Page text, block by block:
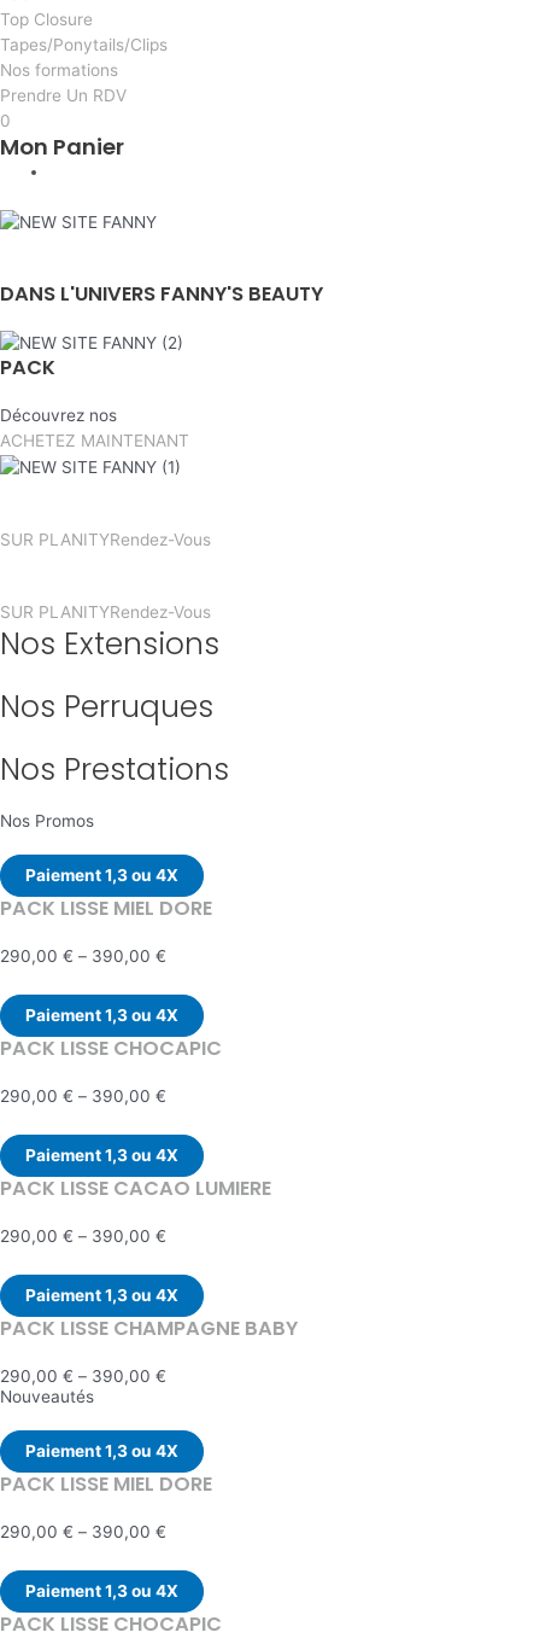
Top Closure
Tapes/Ponytails/Clips
Nos formations
Prendre Un RDV
0
Mon Panier
DANS L'UNIVERS FANNY'S BEAUTY
PACK
Découvrez nos
ACHETEZ MAINTENANT
SUR PLANITYRendez-Vous
SUR PLANITYRendez-Vous
Nos Extensions
Nos Perruques
Nos Prestations
Nos Promos
Paiement 1,3 ou 4X
PACK LISSE MIEL DORE
290,00 € – 390,00 €
Paiement 1,3 ou 4X
PACK LISSE CHOCAPIC
290,00 € – 390,00 €
Paiement 1,3 ou 4X
PACK LISSE CACAO LUMIERE
290,00 € – 390,00 €
Paiement 1,3 ou 4X
PACK LISSE CHAMPAGNE BABY
290,00 € – 390,00 €
Nouveautés
Paiement 1,3 ou 4X
PACK LISSE MIEL DORE
290,00 € – 390,00 €
Paiement 1,3 ou 4X
PACK LISSE CHOCAPIC